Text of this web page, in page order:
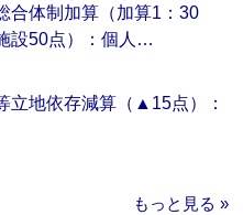
合体制加算（加算1：30
設50点）：個人…
立地依存減算（▲15点）：
もっと見る »